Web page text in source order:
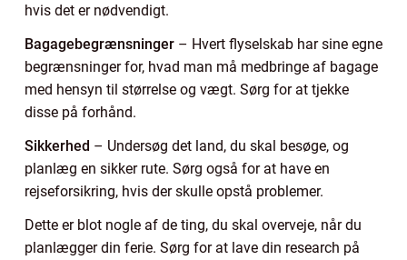
hvis det er nødvendigt.
Bagagebegrænsninger – Hvert flyselskab har sine egne
begrænsninger for, hvad man må medbringe af bagage
med hensyn til størrelse og vægt. Sørg for at tjekke
disse på forhånd.
Sikkerhed – Undersøg det land, du skal besøge, og
planlæg en sikker rute. Sørg også for at have en
rejseforsikring, hvis der skulle opstå problemer.
Dette er blot nogle af de ting, du skal overveje, når du
planlægger din ferie. Sørg for at lave din research på